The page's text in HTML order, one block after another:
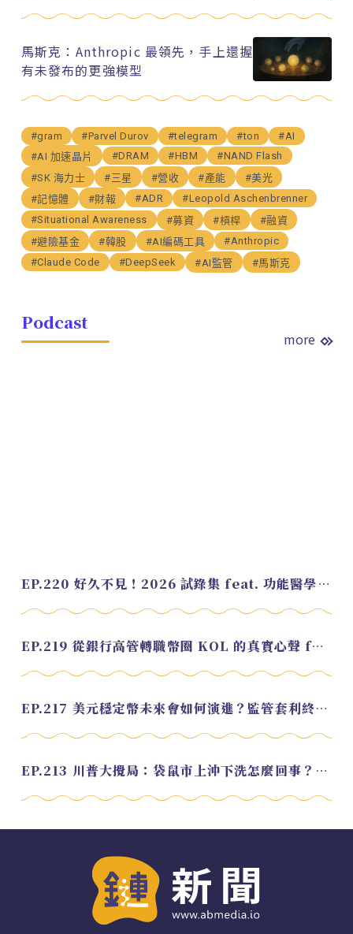
馬斯克：Anthropic 最領先，手上還握
有未發布的更強模型
#gram #Parvel Durov #telegram #ton
#AI
#AI 加速晶片
#DRAM #HBM
#NAND Flash
#SK 海力士
#三星 #營收 #產能
#美光
#記憶體
#財報 #ADR
#Leopold Aschenbrenner
#Situational Awareness
#募資 #槓桿
#融資
#避險基金
#韓股 #AI編碼工具
#Anthropic
#Claude Code
#DeepSeek #AI監管 #馬斯克
Podcast
more
EP.220 好久不見！2026 試錄集 feat. 功能醫學營養師 美寶
EP.219 從銀行高管轉職幣圈 KOL 的真實心聲 feat.龜大
EP.217 美元穩定幣未來會如何演進？監管套利終將收斂？feat. 研究員 余哲安
EP.213 川普大攪局：袋鼠市上沖下洗怎麼回事？feat. Alvin